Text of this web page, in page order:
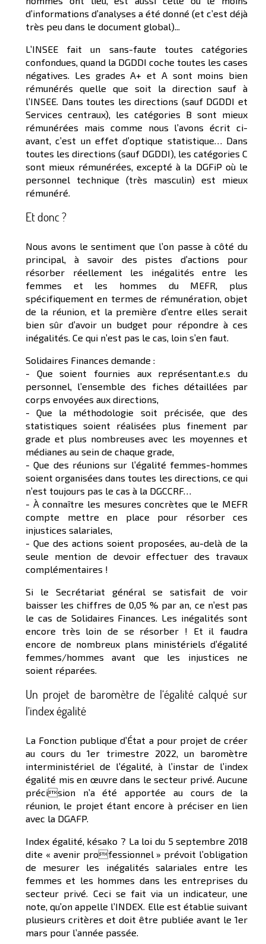
d’informations d’analyses a été donné (et c’est déjà
très peu dans le document global)...
L’INSEE fait un sans-faute toutes catégories
confondues, quand la DGDDI coche toutes les cases
négatives. Les grades A+ et A sont moins bien
rémunérés quelle que soit la direction sauf à
l’INSEE. Dans toutes les directions (sauf DGDDI et
Services centraux), les catégories B sont mieux
rémunérées mais comme nous l’avons écrit ci-
avant, c’est un effet d’optique statistique… Dans
toutes les directions (sauf DGDDI), les catégories C
sont mieux rémunérées, excepté à la DGFiP où le
personnel technique (très masculin) est mieux
rémunéré.
Et donc ?
Nous avons le sentiment que l’on passe à côté du
principal, à savoir des pistes d’actions pour
résorber réellement les inégalités entre les
femmes et les hommes du MEFR, plus
spécifiquement en termes de rémunération, objet
de la réunion, et la première d’entre elles serait
bien sûr d’avoir un budget pour répondre à ces
inégalités. Ce qui n’est pas le cas, loin s’en faut.
Solidaires Finances demande :
- Que soient fournies aux représentant.e.s du
personnel, l’ensemble des fiches détaillées par
corps envoyées aux directions,
- Que la méthodologie soit précisée, que des
statistiques soient réalisées plus finement par
grade et plus nombreuses avec les moyennes et
médianes au sein de chaque grade,
- Que des réunions sur l’égalité femmes-hommes
soient organisées dans toutes les directions, ce qui
n’est toujours pas le cas à la DGCCRF…
- À connaître les mesures concrètes que le MEFR
compte mettre en place pour résorber ces
injustices salariales,
- Que des actions soient proposées, au-delà de la
seule mention de devoir effectuer des travaux
complémentaires !
Si le Secrétariat général se satisfait de voir
baisser les chiffres de 0,05 % par an, ce n’est pas
le cas de Solidaires Finances. Les inégalités sont
encore très loin de se résorber ! Et il faudra
encore de nombreux plans ministériels d’égalité
femmes/hommes avant que les injustices ne
soient réparées.
Un projet de baromètre de l’égalité calqué sur
l’index égalité
La Fonction publique d’État a pour projet de créer
au cours du 1er trimestre 2022, un baromètre
interministériel de l’égalité, à l’instar de l’index
égalité mis en œuvre dans le secteur privé. Aucune
précision n’a été apportée au cours de la
réunion, le projet étant encore à préciser en lien
avec la DGAFP.
Index égalité, késako ? La loi du 5 septembre 2018
dite « avenir professionnel » prévoit l’obligation
de mesurer les inégalités salariales entre les
femmes et les hommes dans les entreprises du
secteur privé. Ceci se fait via un indicateur, une
note, qu’on appelle l’INDEX. Elle est établie suivant
plusieurs critères et doit être publiée avant le 1er
mars pour l’année passée.